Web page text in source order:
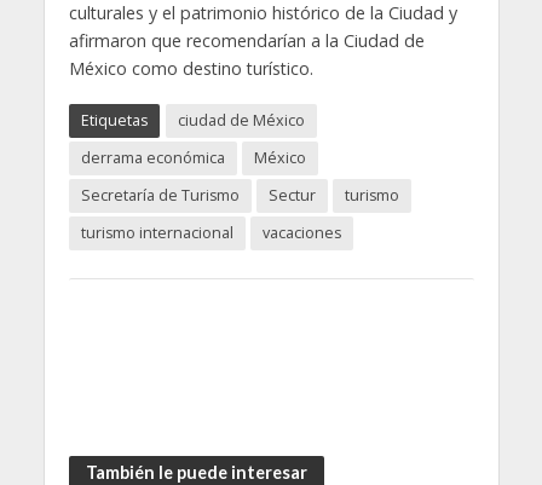
culturales y el patrimonio histórico de la Ciudad y
afirmaron que recomendarían a la Ciudad de
México como destino turístico.
Etiquetas
ciudad de México
derrama económica
México
Secretaría de Turismo
Sectur
turismo
turismo internacional
vacaciones
También le puede interesar